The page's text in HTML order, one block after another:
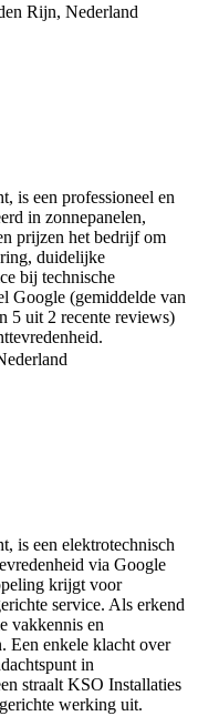
Rijn, Nederland
is een professioneel en
in zonnepanelen,
prijzen het bedrijf om
duidelijke
bij technische
Google (gemiddelde van
5 uit 2 recente reviews)
is een elektrotechnisch
via Google
krijgt voor
service. Als erkend
vakkennis en
Een enkele klacht over
in
straalt KSO Installaties
werking uit.